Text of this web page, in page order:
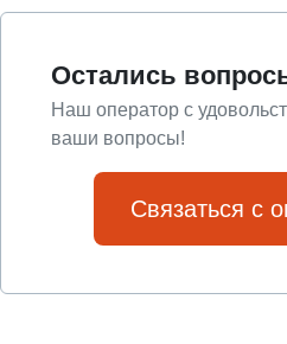
Остались
Наш оператор с
ваши вопросы!
Связаться с